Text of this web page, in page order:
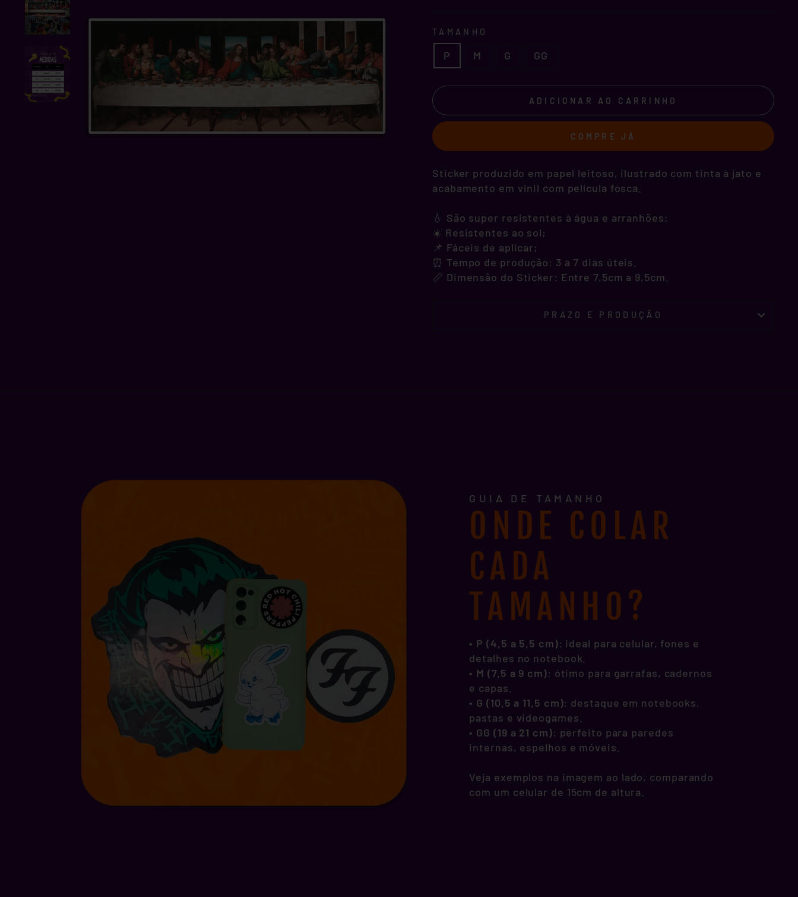
TAMANHO
P M G GG
ADICIONAR AO CARRINHO
COMPRE JÁ
Sticker produzido em papel leitoso, ilustrado com tinta à jato e
acabamento em vinil com película fosca.
💧 São super resistentes à água e arranhões;
☀️ Resistentes ao sol;
📌 Fáceis de aplicar;
⏰ Tempo de produção: 3 a 7 dias úteis.
📏 Dimensão do Sticker: Entre 7,5cm a 9,5cm.
PRAZO E PRODUÇÃO
GUIA DE TAMANHO
ONDE COLAR
CADA
TAMANHO?
• P (4,5 a 5,5 cm): ideal para celular, fones e
detalhes no notebook.
• M (7,5 a 9 cm): ótimo para garrafas, cadernos
e capas.
• G (10,5 a 11,5 cm): destaque em notebooks,
pastas e videogames.
• GG (19 a 21 cm): perfeito para paredes
internas, espelhos e móveis.
Veja exemplos na imagem ao lado, comparando
com um celular de 15cm de altura.